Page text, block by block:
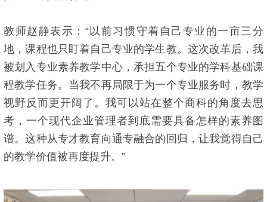
教师赵静表示：“以前习惯守着自己专业的一亩三分
地，课程也只盯着自己专业的学生教。这次改革后，我
被划入专业素养教学中心，承担五个专业的学科基础课
程教学任务。当我不再局限于为一个专业服务时，教学
视野反而更开阔了。我可以站在整个商科的角度去思
考，一个现代企业管理者到底需要具备怎样的素养图
谱。这种从专才教育向通专融合的回归，让我觉得自己
的教学价值被再度提升。”